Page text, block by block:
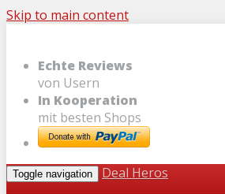
Skip to main content
Echte Reviews
von Usern
In Kooperation
mit besten Shops
Toggle navigation
Deal Heros